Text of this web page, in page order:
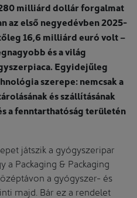
milliárd dollár forgalmat
az első negyedévben 2025-
16,6 milliárd euró volt –
és a világ
Egyidejűleg
szerepe: nemcsak a
és szállításának
a fenntarthatóság területén
játszik a gyógyszeripar
a Packaging & Packaging
a gyógyszer- és
majd. Bár ez a rendelet